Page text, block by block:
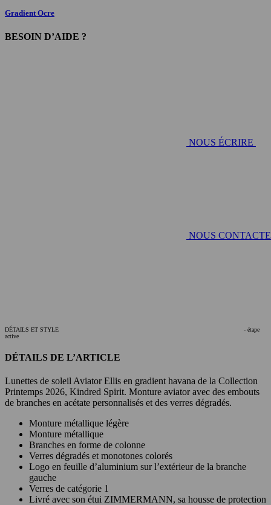
Gradient Ocre
BESOIN D’AIDE ?
NOUS ÉCRIRE
NOUS
DÉTAILS ET STYLE
- étape
active
DÉTAILS DE L’ARTICLE
Lunettes de soleil Aviator Ellis en gradient havana de la Collection
Printemps 2026, Kindred Spirit. Monture aviator avec des embouts
de branches en acétate personnalisés et des verres dégradés.
Monture métallique légère
Monture métallique
Branches en forme de colonne
Verres dégradés et monotones colorés
Logo en feuille d’aluminium sur l’extérieur de la branche
gauche
Verres de catégorie 1
Livré avec son étui ZIMMERMANN, sa housse de protection